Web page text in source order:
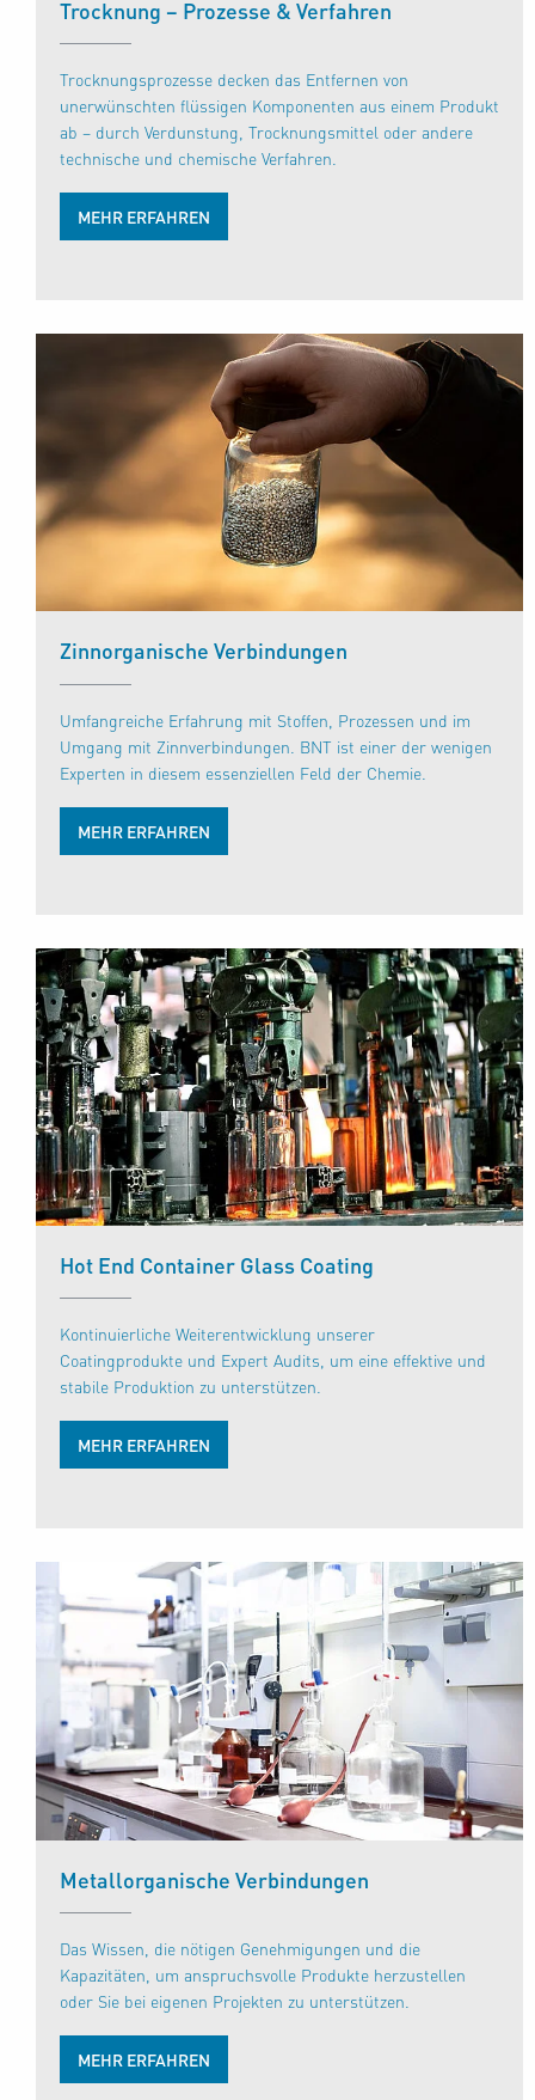
Trocknung – Prozesse & Verfahren
Trocknungsprozesse decken das Entfernen von
unerwünschten flüssigen Komponenten aus einem Produkt
ab – durch Verdunstung, Trocknungsmittel oder andere
technische und chemische Verfahren.
MEHR ERFAHREN
Zinnorganische Verbindungen
Umfangreiche Erfahrung mit Stoffen, Prozessen und im
Umgang mit Zinnverbindungen. BNT ist einer der wenigen
Experten in diesem essenziellen Feld der Chemie.
MEHR ERFAHREN
Hot End Container Glass Coating
Kontinuierliche Weiterentwicklung unserer
Coatingprodukte und Expert Audits, um eine effektive und
stabile Produktion zu unterstützen.
MEHR ERFAHREN
Metallorganische Verbindungen
Das Wissen, die nötigen Genehmigungen und die
Kapazitäten, um anspruchsvolle Produkte herzustellen
oder Sie bei eigenen Projekten zu unterstützen.
MEHR ERFAHREN